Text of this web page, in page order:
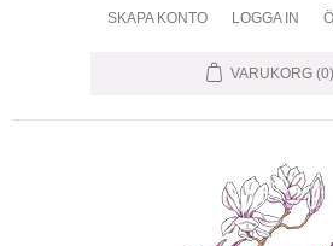
SKAPA KONTO LOGGA IN
VARUKORG (0)